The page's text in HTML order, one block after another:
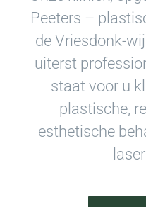
Peeters –
de Vriesdonk-
uiterst
staat voor u
plastische,
esthetische